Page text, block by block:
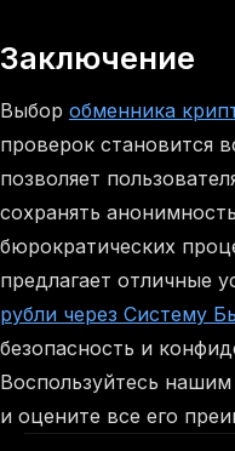
Заключение
Выбор обменника
проверок становится
позволяет
сохранять
бюрократических
предлагает отличные
рубли через Систему
безопасность и
Воспользуйтесь нашим
и оцените все его